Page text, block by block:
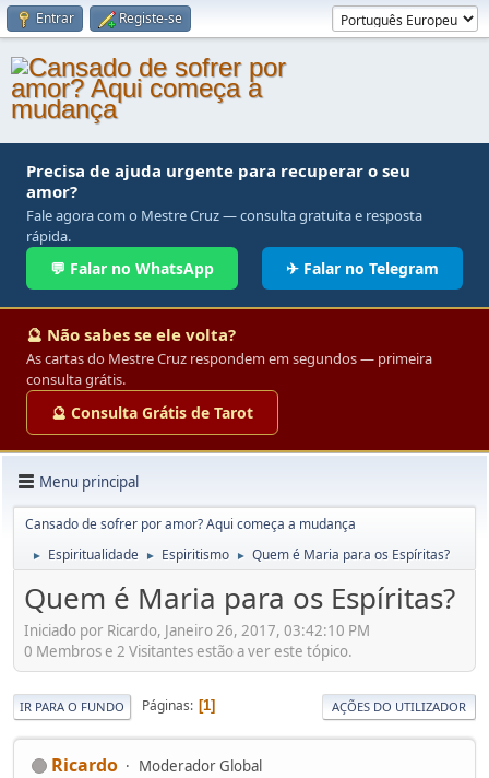
Entrar Registe-se
Precisa de ajuda urgente para recuperar o seu
amor?
Fale agora com o Mestre Cruz — consulta gratuita e resposta
rápida.
💬 Falar no WhatsApp ✈ Falar no Telegram
🔮 Não sabes se ele volta?
As cartas do Mestre Cruz respondem em segundos — primeira
consulta grátis.
🔮 Consulta Grátis de Tarot
Menu principal
Cansado de sofrer por amor? Aqui começa a mudança
► Espiritualidade ► Espiritismo ► Quem é Maria para os Espíritas?
Quem é Maria para os Espíritas?
Iniciado por Ricardo, Janeiro 26, 2017, 03:42:10 PM
0 Membros e 2 Visitantes estão a ver este tópico.
IR PARA O FUNDO Páginas 1 AÇÕES DO UTILIZADOR
Ricardo Moderador Global